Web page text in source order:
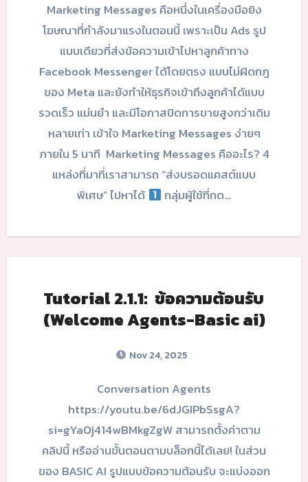
Marketing Messages คือหนึ่งในเครื่องมือยิง
โฆษณาที่กำลังมาแรงในตอนนี้ เพราะเป็น Ads รูป
แบบเดียวที่ส่งข้อความเข้าไปหาลูกค้าทาง
Facebook Messenger ได้โดยตรง แบบไม่ผิดกฎ
ของ Meta และยังทำให้ธุรกิจเข้าถึงลูกค้าได้แบบ
รวดเร็ว แม่นยำ และมีโอกาสปิดการขายสูงกว่าเดิม
หลายเท่า เข้าใจ Marketing Messages ง่ายๆ
ภายใน 5 นาที Marketing Messages คืออะไร? 4
แหล่งที่มาที่เราสามารถ “ส่งบรอดแคสต์แบบ
พิเศษ” ไปหาได้
กลุ่มผู้ใช้ที่กด…
Tutorial 2.1.1: ข้อความต้อนรับ
(Welcome Agents-Basic ai)
Nov 24, 2025
Conversation Agents
https://youtu.be/6dJGIPbSsgA?
si=gYaOj414wBMkgZgW สามารถตั้งค่าตาม
คลิปนี้ หรืออ่านขั้นตอนตามบล็อกนี้ได้เลย! ในส่วน
ของ BASIC AI รูปแบบข้อความต้อนรับ จะแบ่งออก